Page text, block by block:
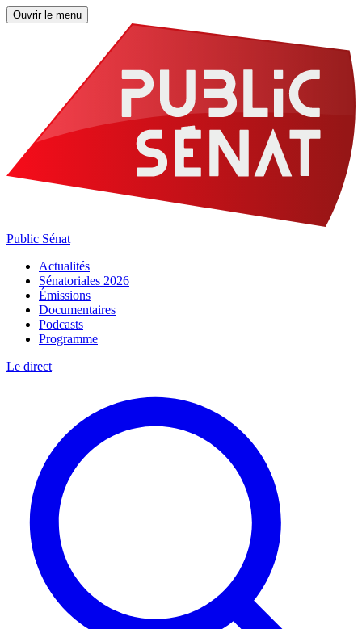
Ouvrir le menu
Public Sénat
Actualités
Sénatoriales 2026
Émissions
Documentaires
Podcasts
Programme
Le direct